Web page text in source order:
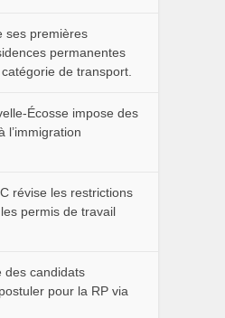
ses premières
permanentes
de transport.
Écosse impose des
l’immigration
révise les restrictions
permis de travail
des candidats
pour la RP via